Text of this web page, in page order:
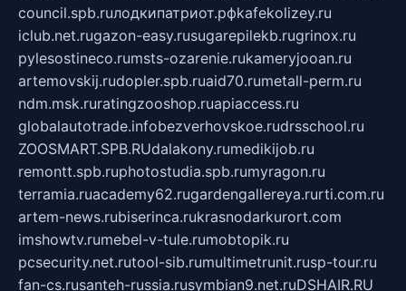
council.spb.ruлодкипатриот.рфkafekolizey.ru
iclub.net.rugazon-easy.rusugarepilekb.rugrinox.ru
pylesostineco.rumsts-ozarenie.rukameryjooan.ru
artemovskij.rudopler.spb.ruaid70.rumetall-perm.ru
ndm.msk.ruratingzooshop.ruapiaccess.ru
globalautotrade.infobezverhovskoe.rudrsschool.ru
ZOOSMART.SPB.RUdalakony.rumedikijob.ru
remontt.spb.ruphotostudia.spb.rumyragon.ru
terramia.ruacademy62.rugardengallereya.rurti.com.ru
artem-news.rubiserinca.rukrasnodarkurort.com
imshowtv.rumebel-v-tule.rumobtopik.ru
pcsecurity.net.rutool-sib.rumultimetrunit.rusp-tour.ru
fan-cs.rusanteh-russia.rusymbian9.net.ruDSHAIR.RU